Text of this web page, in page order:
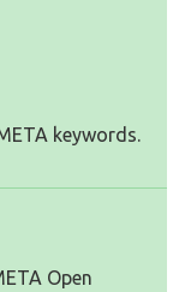
keywords.
Open